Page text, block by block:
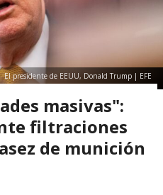
El presidente de EEUU, Donald Trump | EFE
masivas":
filtraciones
de munición